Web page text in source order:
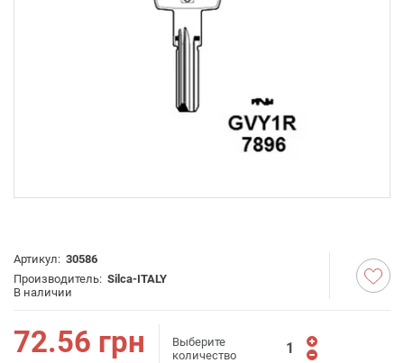
Артикул: 30586
Производитель: Silca-ITALY
В наличии
72.56 грн
Выберите
количество